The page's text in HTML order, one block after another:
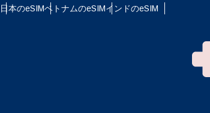
日本のeSIMベトナムのeSIMインドのeSIM